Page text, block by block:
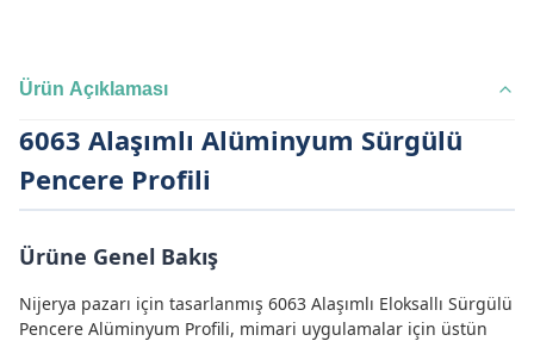
Ürün Açıklaması
6063 Alaşımlı Alüminyum Sürgülü
Pencere Profili
Ürüne Genel Bakış
Nijerya pazarı için tasarlanmış 6063 Alaşımlı Eloksallı Sürgülü
Pencere Alüminyum Profili, mimari uygulamalar için üstün